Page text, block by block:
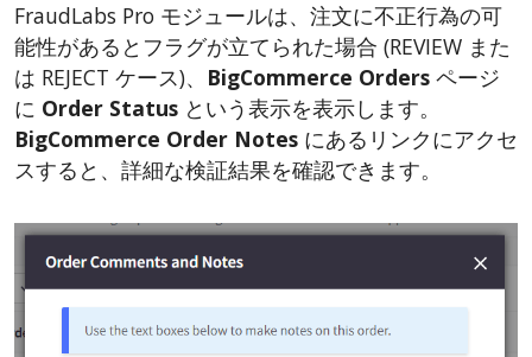
FraudLabs Pro モジュールは、注文に不正行為の可
能性があるとフラグが立てられた場合 (REVIEW また
は REJECT ケース)、 BigCommerce Orders ページ
に Order Status という表示を表示します。
BigCommerce Order Notes にあるリンクにアクセ
スすると、詳細な検証結果を確認できます。